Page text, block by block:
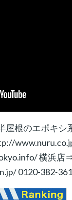
屋根のエポキ
横浜店
0120-382-361